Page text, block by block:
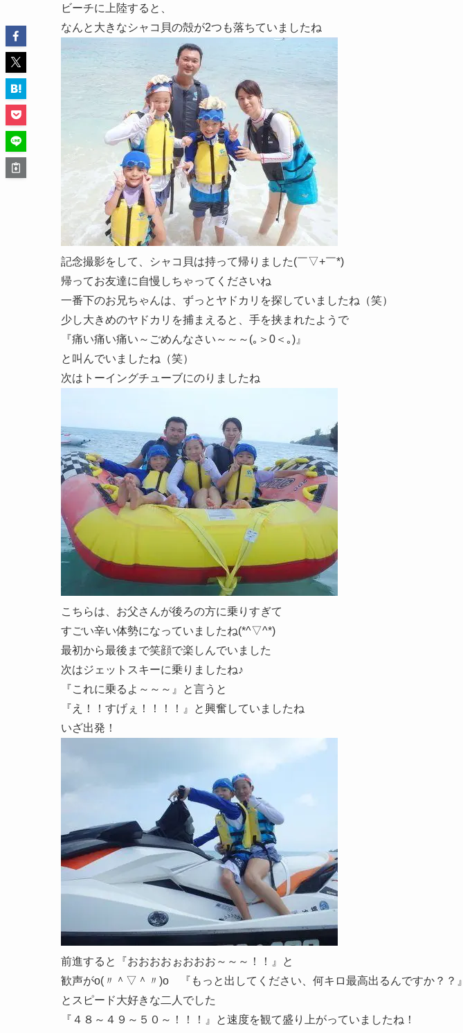
ビーチに上陸すると、
なんと大きなシャコ貝の殻が2つも落ちていましたね
記念撮影をして、シャコ貝は持って帰りました(￣▽+￣*)
帰ってお友達に自慢しちゃってくださいね
一番下のお兄ちゃんは、ずっとヤドカリを探していましたね（笑）
少し大きめのヤドカリを捕まえると、手を挟まれたようで
『痛い痛い痛い～ごめんなさい～～～(｡＞0＜｡)』
と叫んでいましたね（笑）
次はトーイングチューブにのりましたね
こちらは、お父さんが後ろの方に乗りすぎて
すごい辛い体勢になっていましたね(*^▽^*)
最初から最後まで笑顔で楽しんでいました
次はジェットスキーに乗りましたね♪
『これに乗るよ～～～』と言うと
『え！！すげぇ！！！！』と興奮していましたね
いざ出発！
前進すると『おおおおぉおおお～～～！！』と
歓声がo(〃＾▽＾〃)o 『もっと出してください、何キロ最高出るんですか？？』
とスピード大好きな二人でした
『４８～４９～５０～！！！』と速度を観て盛り上がっていましたね！